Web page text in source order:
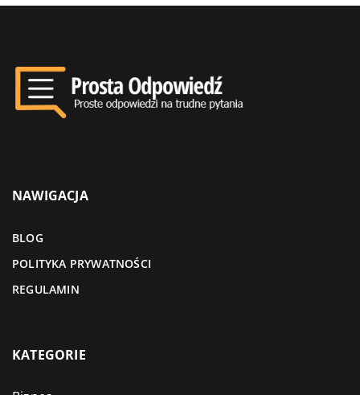
NAWIGACJA
BLOG
POLITYKA PRYWATNOŚCI
REGULAMIN
KATEGORIE